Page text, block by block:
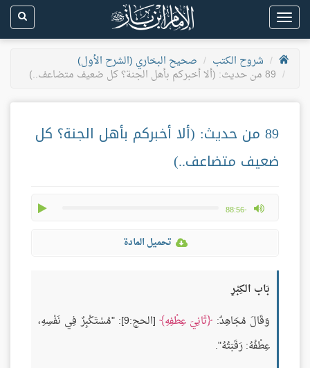
Toggle
navigation
شروح الكتب
صحيح البخاري (الشرح الأول)
89 من حديث: (ألا أخبركم بأهل الجنة؟ كل ضعيف متضاعف..)
89 من حديث: (ألا أخبركم بأهل الجنة؟ كل
ضعيف متضاعف..)
-88:56
max volume
تحميل المادة
بَاب الكِبْرِ
وَقَالَ مُجَاهِدٌ: ثَانِيَ عِطْفِهِ
[الحج:9]: "مُسْتَكْبِرٌ فِي نَفْسِهِ،
عِطْفُهُ: رَقَبَتُهُ".